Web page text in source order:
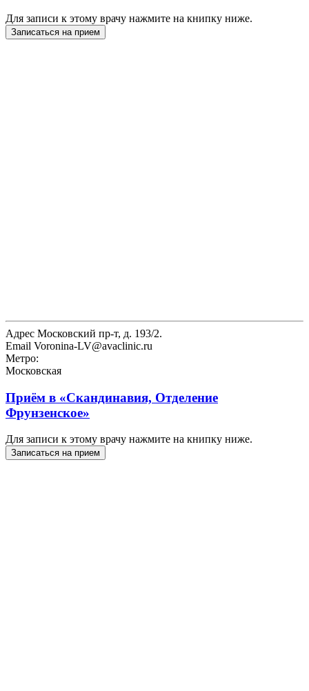
Для записи к этому врачу нажмите на книпку ниже.
Записаться на прием
Адрес Московский пр-т, д. 193/2.
Email Voronina-LV@avaclinic.ru
Метро:
Московская
Приём в «Скандинавия, Отделение
Фрунзенское»
Для записи к этому врачу нажмите на книпку ниже.
Записаться на прием